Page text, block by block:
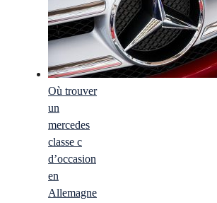
Où trouver
un
mercedes
classe c
d’occasion
en
Allemagne